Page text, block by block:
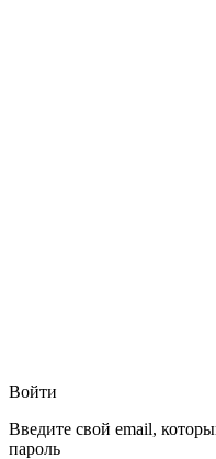
Войти
Введите свой email,
пароль